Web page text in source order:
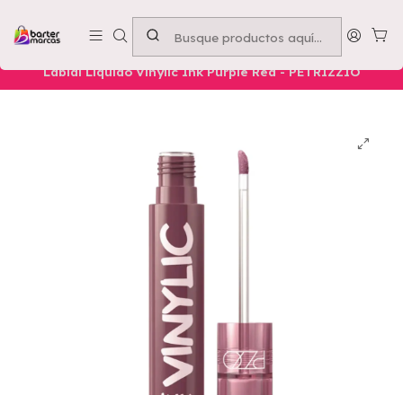
Emprende con nosotros -Compra mínima $50.000
Nuestros Productos Belleza Labios
Labial Líquido Vinylic Ink Purple Red - PETRIZZIO